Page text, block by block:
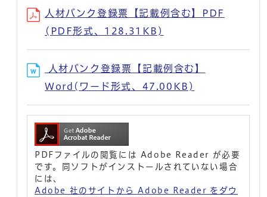
人材バンク登録票【記載例含む】PDF
(PDF形式、128.31KB)
人材バンク登録票【記載例含む】
Word(ワード形式、47.00KB)
PDFファイルの閲覧には Adobe Reader が必要
です。同ソフトがインストールされていない場合
には、
Adobe 社のサイトから Adobe Reader をダウ